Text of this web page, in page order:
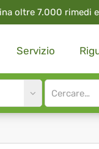
oltre 7.000 rimedi
Servizio
Site
search